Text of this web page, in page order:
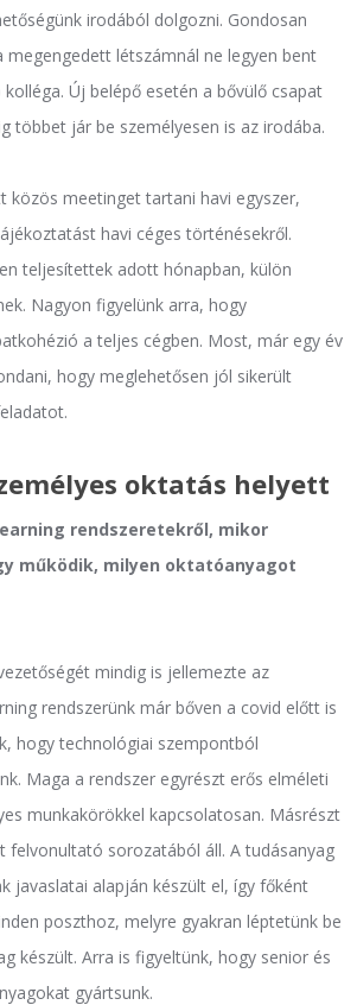
irodából dolgozni. Gondosan
megengedett létszámnál ne legyen bent
Új belépő esetén a bővülő csapat
többet jár be személyesen is az irodába.
közös meetinget tartani havi egyszer,
havi céges történésekről.
teljesítettek adott hónapban, külön
Nagyon figyelünk arra, hogy
a teljes cégben. Most, már egy év
hogy meglehetősen jól sikerült
oktatás helyett
rendszeretekről, mikor
működik, milyen oktatóanyagot
mindig is jellemezte az
rendszerünk már bőven a covid előtt is
hogy technológiai szempontból
Maga a rendszer egyrészt erős elméleti
munkakörökkel kapcsolatosan. Másrészt
felvonultató sorozatából áll. A tudásanyag
javaslatai alapján készült el, így főként
poszthoz, melyre gyakran léptetünk be
készült. Arra is figyeltünk, hogy senior és
gyártsunk.